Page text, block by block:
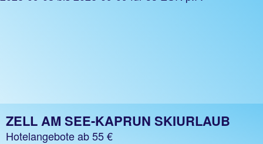
ZELL AM SEE-KAPRUN SKIURLAUB
Hotelangebote ab 55 €